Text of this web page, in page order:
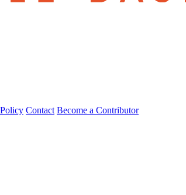
Contact Become a Contributor